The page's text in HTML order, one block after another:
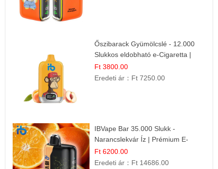
Őszibarack Gyümölcslé - 12.000
Slukkos eldobható e-Cigaretta |
Friss Gyümölcs Íz
Ft 3800.00
Eredeti ár： Ft 7250.00
IBVape Bar 35.000 Slukk -
Narancslekvár Íz | Prémium E-
cigaretta
Ft 6200.00
Eredeti ár： Ft 14686.00